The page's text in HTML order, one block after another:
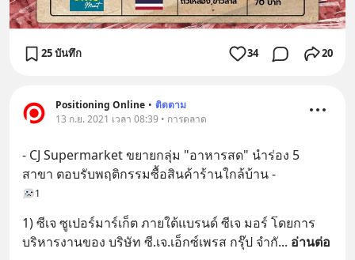
25 บันทึก 34 20
Positioning Online • ติดตาม
13 ก.ย. 2021 เวลา 08:39 • การตลาด
- CJ Supermarket ขยายกลุ่ม "อาหารสด" นำร่อง 5
สาขา ตอบรับพฤติกรรมซื้อสินค้าร้านใกล้บ้าน -
1
1) ซีเจ ซูเปอร์มาร์เก็ต ภายใต้แบรนด์ ซีเจ มอร์ โดยการ
บริหารงานของ บริษัท ซี.เจ.เอ็กซ์เพรส กรุ๊ป จำกั... อ่านต่อ